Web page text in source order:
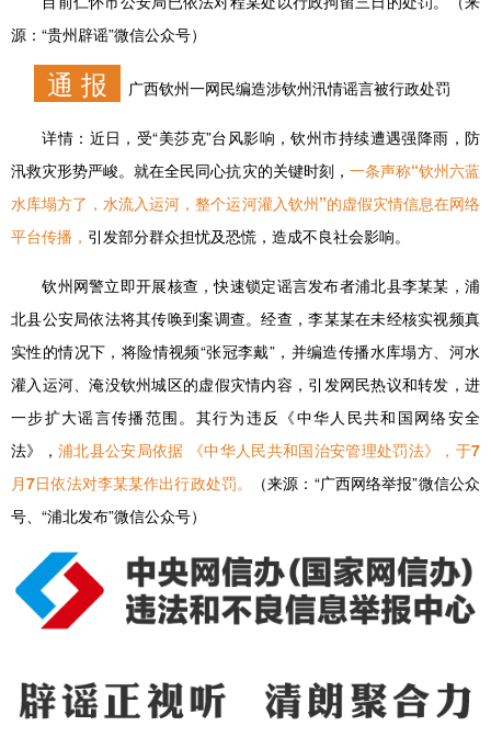
源：“贵州辟谣”微信公众号）
通 报 广西钦州一网民编造涉钦州汛情谣言被行政处罚
详情： 近日，受“美莎克”台风影响，钦州市持续遭遇强降雨，防
汛救灾形势严峻。就在全民同心抗灾的关键时刻， 一条声称“钦州六蓝
水库塌方了，水流入运河，整个运河灌入钦州”的虚假灾情信息在网络
平台传播， 引发部分群众担忧及恐慌，造成不良社会影响。
钦州网警立即开展核查，快速锁定谣言发布者浦北县李某某，浦
北县公安局依法将其传唤到案调查。经查，李某某在未经核实视频真
实性的情况下，将险情视频“张冠李戴”，并编造传播水库塌方、河水
灌入运河、淹没钦州城区的虚假灾情内容，引发网民热议和转发，进
一步扩大谣言传播范围。其行为违反《中华人民共和国网络安全
法》， 浦北县公安局依据 《中华人民共和国治安管理处罚法》，于7
月7日依法对李某某作出行政处罚。
（来源：“广西网络举报”微信公众
号、“浦北发布”微信公众号）